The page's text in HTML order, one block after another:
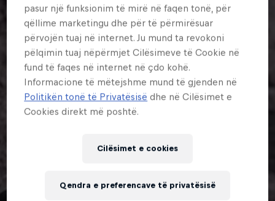
pasur një funksionim të mirë në faqen tonë, për
qëllime marketingu dhe për të përmirësuar
përvojën tuaj në internet. Ju mund ta revokoni
pëlqimin tuaj nëpërmjet Cilësimeve të Cookie në
fund të faqes në internet në çdo kohë.
Informacione të mëtejshme mund të gjenden në
Politikën tonë të Privatësisë dhe në Cilësimet e
Cookies direkt më poshtë.
Cilësimet e cookies
Qendra e preferencave të privatësisë